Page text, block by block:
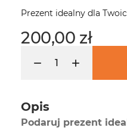
Prezent idealny dla
200,00 zł
Opis
Podaruj prezent